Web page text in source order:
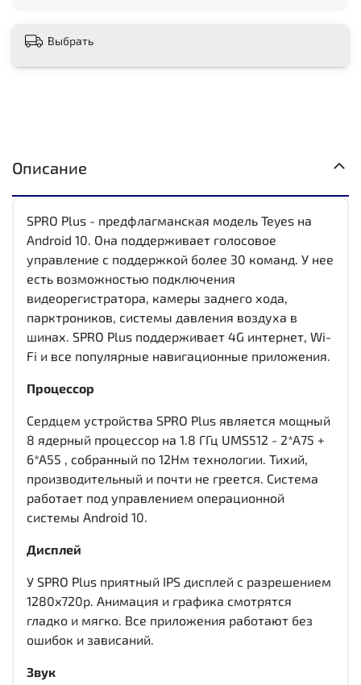
Выбрать
Описание
SPRO Plus - предфлагманская модель Teyes на
Android 10. Она поддерживает голосовое
управление с поддержкой более 30 команд. У нее
есть возможностью подключения
видеорегистратора, камеры заднего хода,
парктроников, системы давления воздуха в
шинах. SPRO Plus поддерживает 4G интернет, Wi-
Fi и все популярные навигационные приложения.
Процессор
Сердцем устройства SPRO Plus является мощный
8 ядерный процессор на 1.8 ГГц UMS512 - 2*A75 +
6*A55 , собранный по 12Нм технологии. Тихий,
производительный и почти не греется. Система
работает под управлением операционной
системы Android 10.
Дисплей
У SPRO Plus приятный IPS дисплей c разрешением
1280x720р. Анимация и графика смотрятся
гладко и мягко. Все приложения работают без
ошибок и зависаний.
Звук